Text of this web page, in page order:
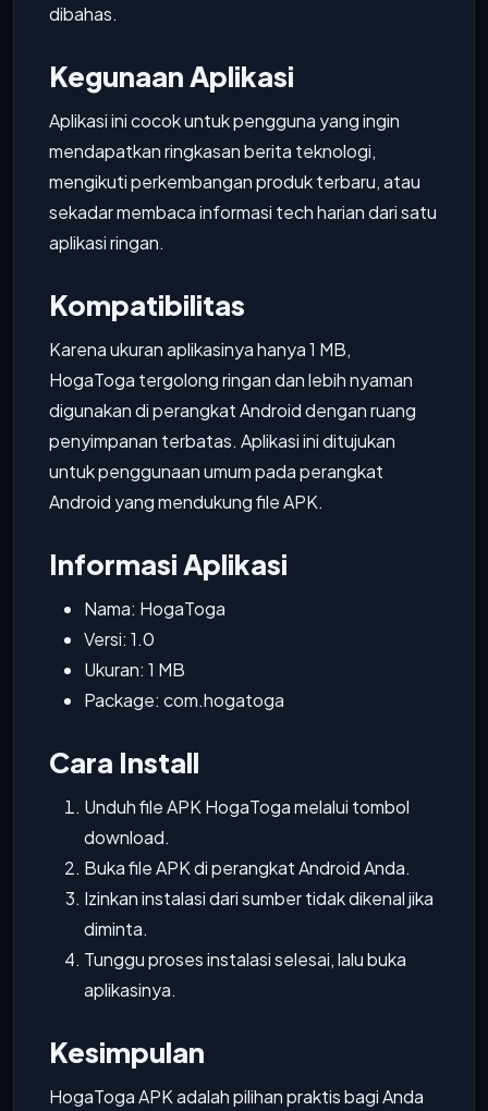
dibahas.
Kegunaan Aplikasi
Aplikasi ini cocok untuk pengguna yang ingin
mendapatkan ringkasan berita teknologi,
mengikuti perkembangan produk terbaru, atau
sekadar membaca informasi tech harian dari satu
aplikasi ringan.
Kompatibilitas
Karena ukuran aplikasinya hanya 1 MB,
HogaToga tergolong ringan dan lebih nyaman
digunakan di perangkat Android dengan ruang
penyimpanan terbatas. Aplikasi ini ditujukan
untuk penggunaan umum pada perangkat
Android yang mendukung file APK.
Informasi Aplikasi
Nama: HogaToga
Versi: 1.0
Ukuran: 1 MB
Package: com.hogatoga
Cara Install
Unduh file APK HogaToga melalui tombol
download.
Buka file APK di perangkat Android Anda.
Izinkan instalasi dari sumber tidak dikenal jika
diminta.
Tunggu proses instalasi selesai, lalu buka
aplikasinya.
Kesimpulan
HogaToga APK adalah pilihan praktis bagi Anda